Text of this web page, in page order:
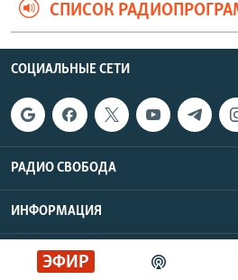
ЭФИР
СПИСОК
СОЦИАЛЬНЫЕ СЕТИ
РАДИО СВОБОДА
ИНФОРМАЦИЯ
Радио Свобода © 2026 RFE/RL,